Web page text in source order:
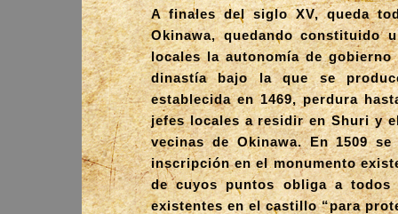
A finales del siglo XV, queda
Okinawa, quedando constituido
locales la autonomía de
dinastía bajo la que se
establecida en 1469, perdura
jefes locales a residir en Shuri y
vecinas de Okinawa. En 1509
inscripción en el monumento
de cuyos puntos obliga a
existentes en el castillo “para